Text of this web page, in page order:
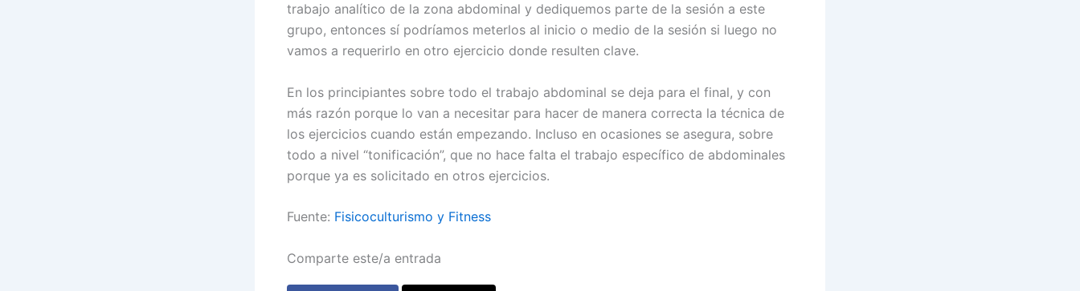
trabajo analítico de la zona abdominal y dediquemos parte de la sesión a este
grupo, entonces sí podríamos meterlos al inicio o medio de la sesión si luego no
vamos a requerirlo en otro ejercicio donde resulten clave.
En los principiantes sobre todo el trabajo abdominal se deja para el final, y con
más razón porque lo van a necesitar para hacer de manera correcta la técnica de
los ejercicios cuando están empezando. Incluso en ocasiones se asegura, sobre
todo a nivel “tonificación”, que no hace falta el trabajo específico de abdominales
porque ya es solicitado en otros ejercicios.
Fuente: Fisicoculturismo y Fitness
Comparte este/a entrada